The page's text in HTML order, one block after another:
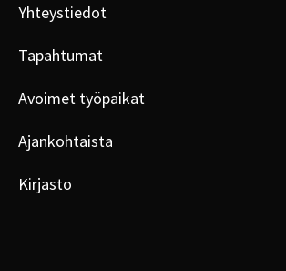
Yhteystiedot
Tapahtumat
Avoimet työpaikat
Ajankohtaista
Kirjasto